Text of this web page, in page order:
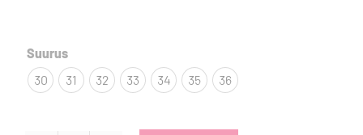
Suurus
30 31 32 33 34 35 36